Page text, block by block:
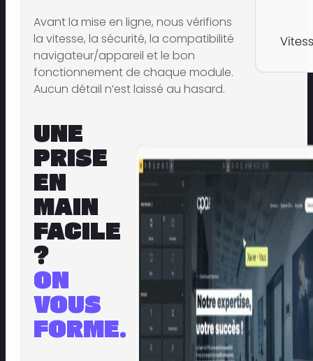
Avant la mise en ligne, nous vérifions
la vitesse, la sécurité, la compatibilité
navigateur/appareil et le bon
fonctionnement de chaque module.
Aucun détail n’est laissé au hasard.
UNE
PRISE
EN
MAIN
FACILE
?
ON
VOUS
FORME.